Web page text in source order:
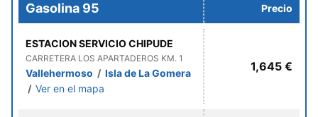
Gasolina 95 Precio
ESTACION SERVICIO CHIPUDE
CARRETERA LOS APARTADEROS KM. 1
Vallehermoso / Isla de La Gomera
/ Ver en el mapa
1,645 €